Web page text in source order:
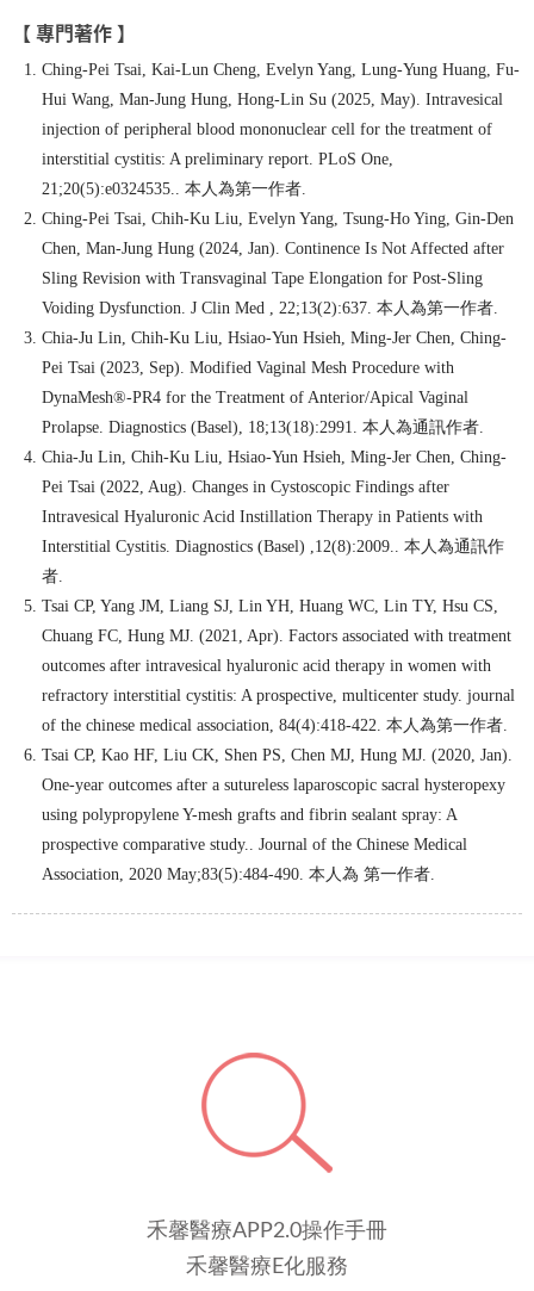
【 專門著作 】
Ching-Pei Tsai, Kai-Lun Cheng, Evelyn Yang, Lung-Yung Huang, Fu-
Hui Wang, Man-Jung Hung, Hong-Lin Su (2025, May). Intravesical
injection of peripheral blood mononuclear cell for the treatment of
interstitial cystitis: A preliminary report. PLoS One,
21;20(5):e0324535.. 本人為第一作者.
Ching-Pei Tsai, Chih-Ku Liu, Evelyn Yang, Tsung-Ho Ying, Gin-Den
Chen, Man-Jung Hung (2024, Jan). Continence Is Not Affected after
Sling Revision with Transvaginal Tape Elongation for Post-Sling
Voiding Dysfunction. J Clin Med , 22;13(2):637. 本人為第一作者.
Chia-Ju Lin, Chih-Ku Liu, Hsiao-Yun Hsieh, Ming-Jer Chen, Ching-
Pei Tsai (2023, Sep). Modified Vaginal Mesh Procedure with
DynaMesh®-PR4 for the Treatment of Anterior/Apical Vaginal
Prolapse. Diagnostics (Basel), 18;13(18):2991. 本人為通訊作者.
Chia-Ju Lin, Chih-Ku Liu, Hsiao-Yun Hsieh, Ming-Jer Chen, Ching-
Pei Tsai (2022, Aug). Changes in Cystoscopic Findings after
Intravesical Hyaluronic Acid Instillation Therapy in Patients with
Interstitial Cystitis. Diagnostics (Basel) ,12(8):2009.. 本人為通訊作
者.
Tsai CP, Yang JM, Liang SJ, Lin YH, Huang WC, Lin TY, Hsu CS,
Chuang FC, Hung MJ. (2021, Apr). Factors associated with treatment
outcomes after intravesical hyaluronic acid therapy in women with
refractory interstitial cystitis: A prospective, multicenter study. journal
of the chinese medical association, 84(4):418-422. 本人為第一作者.
Tsai CP, Kao HF, Liu CK, Shen PS, Chen MJ, Hung MJ. (2020, Jan).
One-year outcomes after a sutureless laparoscopic sacral hysteropexy
using polypropylene Y-mesh grafts and fibrin sealant spray: A
prospective comparative study.. Journal of the Chinese Medical
Association, 2020 May;83(5):484-490. 本人為 第一作者.
禾馨醫療APP2.0操作手冊
禾馨醫療E化服務